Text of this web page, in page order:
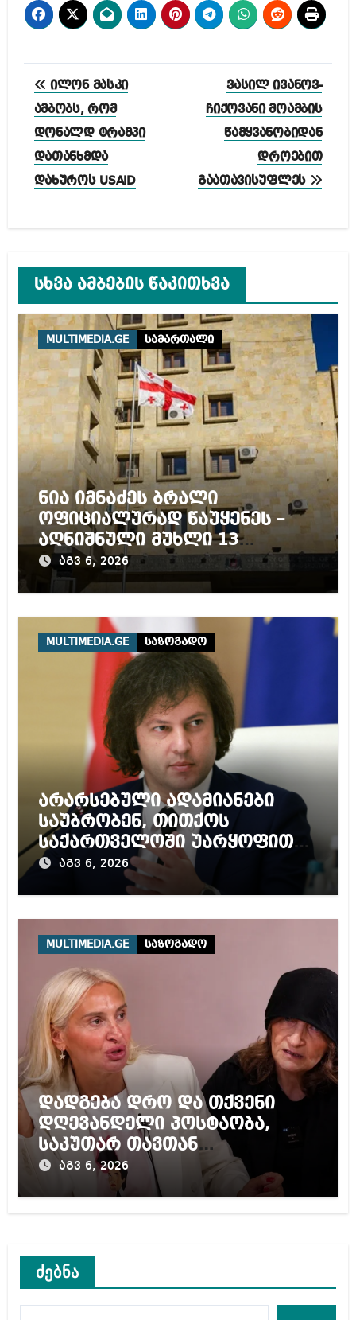
პოსტის
ნავიგაცია
ილონ მასკი
ამბობს, რომ
დონალდ ტრამპი
დათანხმდა
დახუროს USAID
ვასილ ივანოვ-
ჩიქოვანი მოამბის
წამყვანობიდან
დროებით
გაათავისუფლეს
სხვა ამბების წაკითხვა
MULTIMEDIA.GE სამართალი
ნია იმნაძეს ბრალი
ოფიციალურად წაუყენეს –
აღნიშნული მუხლი 13
წლამდე პატიმრობას
ითვალისწინებს
აგვ 6, 2026
MULTIMEDIA.GE საზოგადო
არარსებული ადამიანები
საუბრობენ, თითქოს
საქართველოში უარყოფითი
გარემოა შექმნილი რუსი
ტურისტებისთვის, ჩვენი კარი
აგვ 6, 2026
MULTIMEDIA.GE საზოგადო
დადგება დრო და თქვენი
დღევანდელი პოსტაობა,
საკუთარ თავთან
შეგარცხვენთ – ეკა კუპატაძე
ნანუკა ჟორჟოლიანს
აგვ 6, 2026
ძებნა